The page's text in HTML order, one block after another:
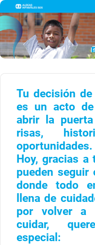
Tu decisión
es un acto
abrir la
risas,
oportunidades.
Hoy, gracias
pueden seguir
donde todo
llena de
por volver a
cuidar,
especial: